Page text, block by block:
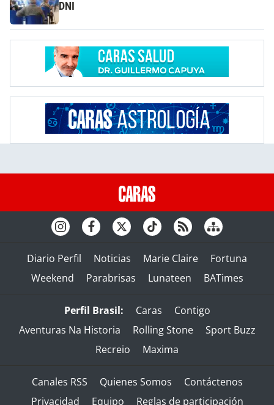
DNI
Diario Perfil Noticias Marie Claire
Fortuna
Weekend
Parabrisas Lunateen BATimes
Perfil Brasil: Caras
Contigo
Aventuras Na Historia
Rolling Stone
Sport Buzz
Recreio
Maxima
Canales RSS Quienes Somos
Contáctenos
Privacidad
Equipo Reglas de participación